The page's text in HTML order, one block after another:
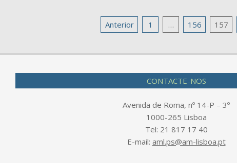
Navegação
artigos
Anterior 1 … 156 157
CONTACTE-NOS
Avenida de Roma, nº 14-P – 3º
1000-265 Lisboa
Tel: 21 817 17 40
E-mail: aml.ps@am-lisboa.pt